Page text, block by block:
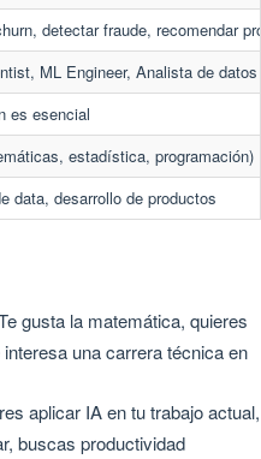
detectar fraude, recomendar
ML Engineer, Analista de datos
es esencial
estadística, programación)
data, desarrollo de productos
gusta la matemática, quieres
una carrera técnica en
aplicar IA en tu trabajo actual,
buscas productividad